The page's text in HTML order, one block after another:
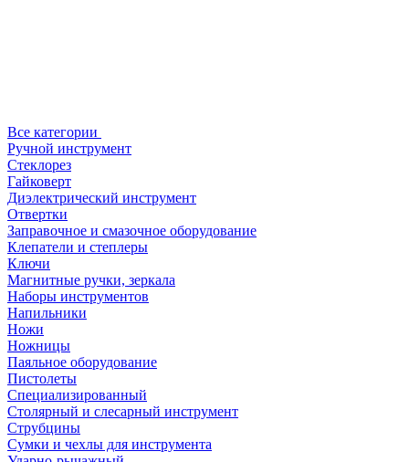
Все категории
Ручной инструмент
Стеклорез
Гайковерт
Диэлектрический инструмент
Отвертки
Заправочное и смазочное оборудование
Клепатели и степлеры
Ключи
Магнитные ручки, зеркала
Наборы инструментов
Напильники
Ножи
Ножницы
Паяльное оборудование
Пистолеты
Специализированный
Столярный и слесарный инструмент
Струбцины
Сумки и чехлы для инструмента